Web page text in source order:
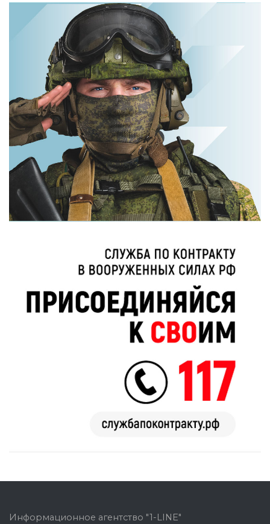
Информационное агентство "1-LINE"